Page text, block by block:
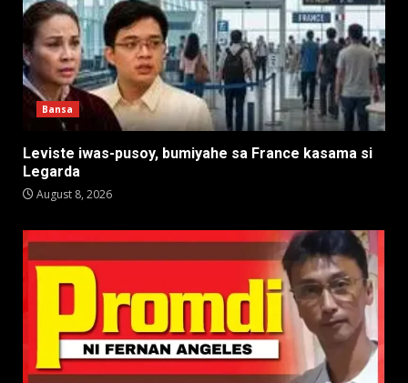
Bansa
Leviste iwas-pusoy, bumiyahe sa France kasama si
Legarda
August 8, 2026